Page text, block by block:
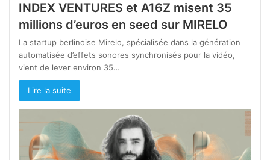
INDEX VENTURES et A16Z misent 35
millions d’euros en seed sur MIRELO
La startup berlinoise Mirelo, spécialisée dans la génération
automatisée d’effets sonores synchronisés pour la vidéo,
vient de lever environ 35…
Lire la suite